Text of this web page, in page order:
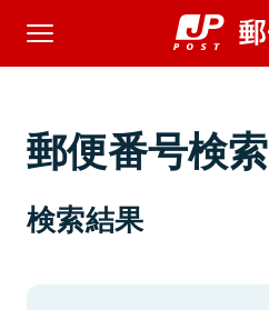
郵便番号検索
検索結果